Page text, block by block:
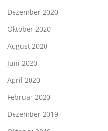
Dezember 2020
Oktober 2020
August 2020
Juni 2020
April 2020
Februar 2020
Dezember 2019